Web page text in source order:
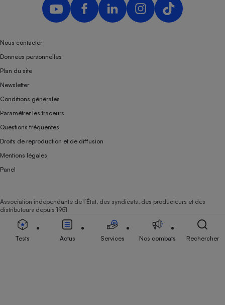
Nous contacter
Données personnelles
Plan du site
Newsletter
Conditions générales
Paramétrer les traceurs
Questions fréquentes
Droits de reproduction et de diffusion
Mentions légales
Panel
Association indépendante de l’État, des syndicats, des producteurs et des
distributeurs depuis 1951.
Tests Actus Services Nos combats Rechercher